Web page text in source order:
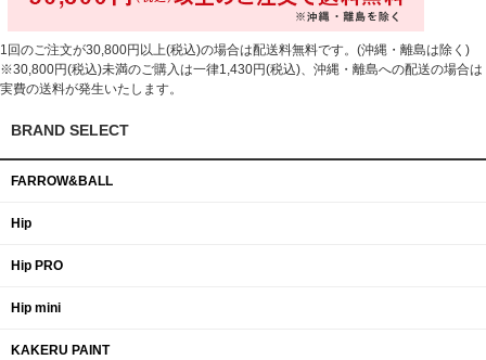
1回のご注文が30,800円以上(税込)の場合は配送料無料です。(沖縄・離島は除く)
※30,800円(税込)未満のご購入は一律1,430円(税込)、沖縄・離島への配送の場合は
実費の送料が発生いたします。
BRAND SELECT
FARROW&BALL
Hip
Hip PRO
Hip mini
KAKERU PAINT